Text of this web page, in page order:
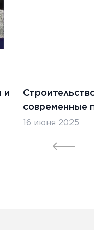
и
современные
16 июня 2025